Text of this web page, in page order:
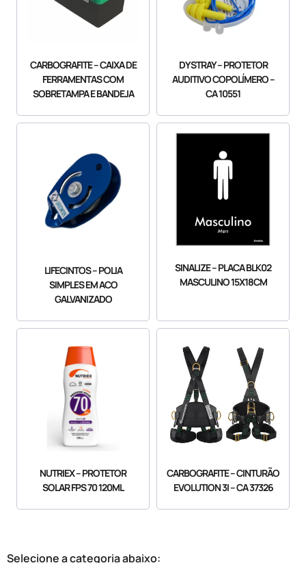
CARBOGRAFITE – CAIXA DE
FERRAMENTAS COM
SOBRETAMPA E BANDEJA
DYSTRAY – PROTETOR
AUDITIVO COPOLÍMERO –
CA 10551
LIFECINTOS – POLIA
SIMPLES EM ACO
GALVANIZADO
SINALIZE – PLACA BLK02
MASCULINO 15X18CM
NUTRIEX – PROTETOR
SOLAR FPS 70 120ML
CARBOGRAFITE – CINTURÃO
EVOLUTION 3I – CA 37326
Selecione a categoria abaixo: